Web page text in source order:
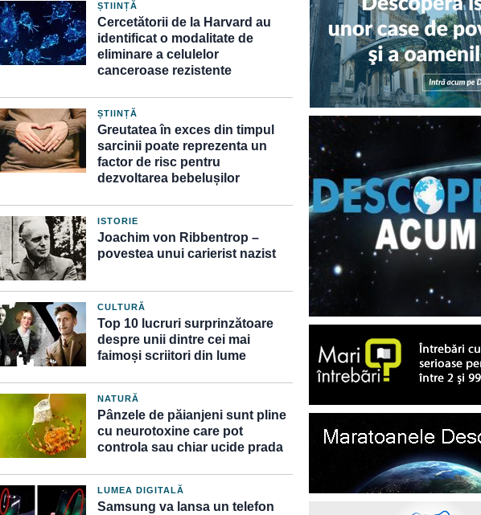
ȘTIINȚĂ
Cercetătorii de la Harvard au
identificat o modalitate de
eliminare a celulelor
canceroase rezistente
ȘTIINȚĂ
Greutatea în exces din timpul
sarcinii poate reprezenta un
factor de risc pentru
dezvoltarea bebelușilor
ISTORIE
Joachim von Ribbentrop –
povestea unui carierist nazist
CULTURĂ
Top 10 lucruri surprinzătoare
despre unii dintre cei mai
faimoși scriitori din lume
NATURĂ
Pânzele de păianjeni sunt pline
cu neurotoxine care pot
controla sau chiar ucide prada
LUMEA DIGITALĂ
Samsung va lansa un telefon